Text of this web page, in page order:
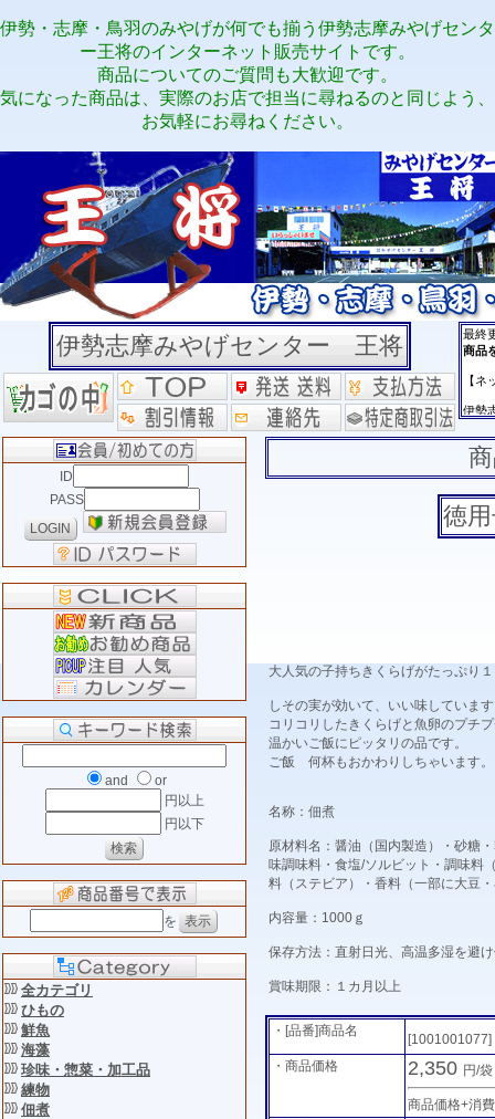
伊勢・志摩・鳥羽のみやげが何でも揃う伊勢志摩みやげセンタ
ー王将のインターネット販売サイトです。
商品についてのご質問も大歓迎です。
気になった商品は、実際のお店で担当に尋ねるのと同じよう、
お気軽にお尋ねください。
伊勢志摩みやげセンター 王将
ID
PASS
and
or
円以上
円以下
を
全カテゴリ
ひもの
鮮魚
海藻
珍味・惣菜・加工品
練物
佃煮
徳
大人気の子持ちきくらげがたっぷり
しその実が効いて、いい味していま
コリコリしたきくらげと魚卵のプチ
温かいご飯にピッタリの品です。
ご飯 何杯もおかわりしちゃいます。
名称：佃煮
原材料名：醤油（国内製造）・砂糖
味調味料・食塩/ソルビット・調味料
料（ステビア）・香料（一部に大豆
内容量：1000ｇ
保存方法：直射日光、高温多湿を避
賞味期限：１カ月以上
・[品番]商品名
[1001001077]
・商品価格
2,350 円/袋
商品価格+消